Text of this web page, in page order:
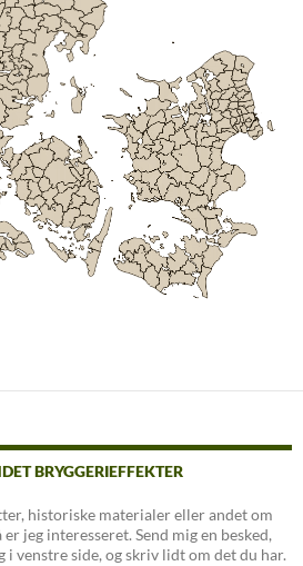
BRYGGERIEFFEKTER
historiske materialer eller andet om
jeg interesseret. Send mig en besked,
i venstre side, og skriv lidt om det du har.